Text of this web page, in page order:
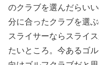
のクラブを選んだらい
分に合ったクラブを選
スライサーならスライ
たいところ。今あるゴ